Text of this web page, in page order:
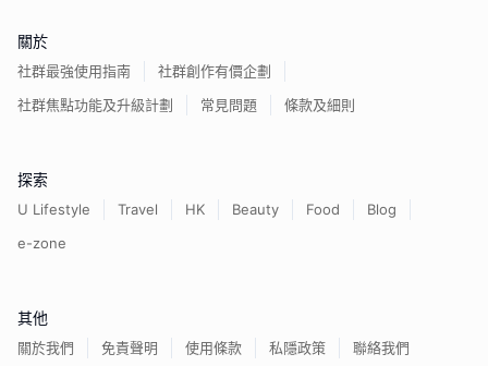
關於
社群最強使用指南
社群創作有價企劃
社群焦點功能及升級計劃
常見問題 條款及細則
探索
U Lifestyle Travel HK Beauty Food
Blog
e-zone
其他
關於我們 免責聲明 使用條款 私隱政策 聯絡我們